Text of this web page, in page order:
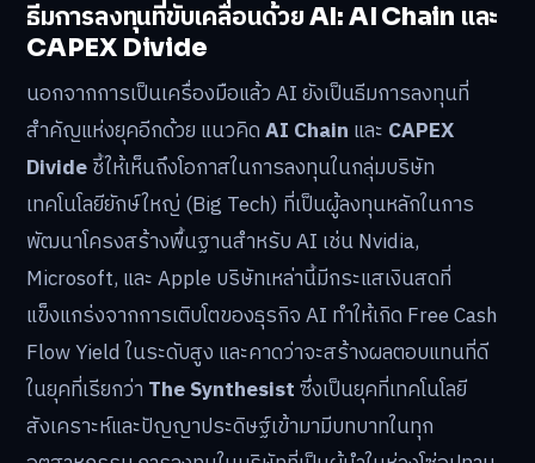
ธีมการลงทุนที่ขับเคลื่อนด้วย AI: AI Chain และ
CAPEX Divide
นอกจากการเป็นเครื่องมือแล้ว AI ยังเป็นธีมการลงทุนที่
สำคัญแห่งยุคอีกด้วย แนวคิดAI Chain และ CAPEX
Divideชี้ให้เห็นถึงโอกาสในการลงทุนในกลุ่มบริษัท
เทคโนโลยียักษ์ใหญ่ (Big Tech) ที่เป็นผู้ลงทุนหลักในการ
พัฒนาโครงสร้างพื้นฐานสำหรับ AI เช่น Nvidia,
Microsoft, และ Apple บริษัทเหล่านี้มีกระแสเงินสดที่
แข็งแกร่งจากการเติบโตของธุรกิจ AI ทำให้เกิด Free Cash
Flow Yield ในระดับสูง และคาดว่าจะสร้างผลตอบแทนที่ดี
ในยุคที่เรียกว่า The Synthesistซึ่งเป็นยุคที่เทคโนโลยี
สังเคราะห์และปัญญาประดิษฐ์เข้ามามีบทบาทในทุก